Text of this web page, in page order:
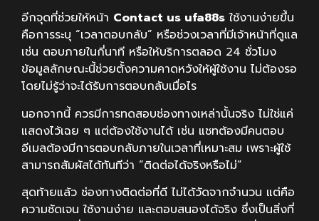
อีกจุดที่ช่วยให้หน้า Contact us ufa88s ใช้งานง่ายขึ้น
คือการระบุ “เวลาตอบกลับ” หรือช่วงเวลาที่มีเจ้าหน้าที่ดูแล
เช่น ตอบภายในกี่นาที หรือให้บริการตลอด 24 ชั่วโมง
ข้อมูลลักษณะนี้ช่วยตั้งความคาดหวังให้ผู้ใช้งาน ไม่ต้องรอ
โดยไม่รู้ว่าจะได้รับการตอบกลับเมื่อไร
นอกจากนี้ ควรมีการทดสอบช่องทางเหล่านั้นจริง ไม่ใช่แค่
แสดงไว้เฉย ๆ แต่ต้องใช้งานได้ เช่น แชทต้องมีคนตอบ
อีเมลต้องมีการตอบกลับภายในเวลาที่เหมาะสม เพราะผู้ใช้
สามารถสัมผัสได้ทันทีว่า “ติดต่อได้จริงหรือไม่”
สุดท้ายแล้ว ช่องทางติดต่อที่ดี ไม่ได้วัดจากจำนวน แต่คือ
ความชัดเจน ใช้งานง่าย และตอบสนองได้จริง ซึ่งเป็นสิ่งที่